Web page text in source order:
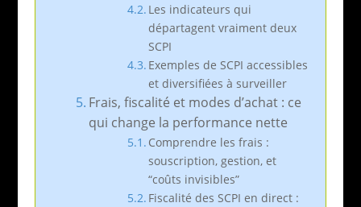
Les indicateurs qui
départagent vraiment deux
SCPI
Exemples de SCPI accessibles
et diversifiées à surveiller
Frais, fiscalité et modes d’achat : ce
qui change la performance nette
Comprendre les frais :
souscription, gestion, et
“coûts invisibles”
Fiscalité des SCPI en direct :